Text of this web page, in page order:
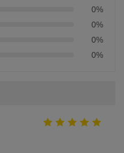
0%
0%
0%
0%